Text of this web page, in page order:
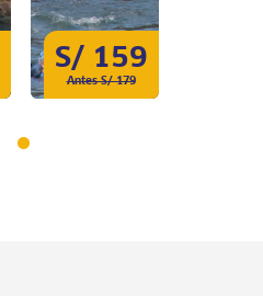
S/ 159
Antes S/ 179